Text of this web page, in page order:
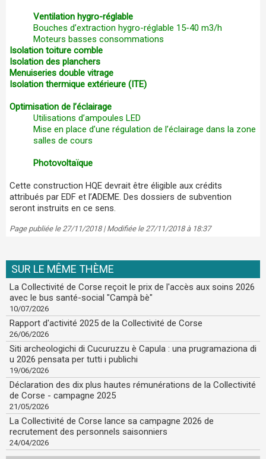
Ventilation hygro-réglable
Bouches d’extraction hygro-réglable 15-40 m3/h
Moteurs basses consommations
Isolation toiture comble
Isolation des planchers
Menuiseries double vitrage
Isolation thermique extérieure (ITE)
Optimisation de l’éclairage
Utilisations d’ampoules LED
Mise en place d’une régulation de l’éclairage dans la zone
salles de cours
Photovoltaïque
Cette construction HQE devrait être éligible aux crédits
attribués par EDF et l’ADEME. Des dossiers de subvention
seront instruits en ce sens.
Page publiée le 27/11/2018 | Modifiée le 27/11/2018 à 18:37
SUR LE MÊME THÈME
La Collectivité de Corse reçoit le prix de l'accès aux soins 2026
avec le bus santé-social "Campà bè"
10/07/2026
Rapport d'activité 2025 de la Collectivité de Corse
26/06/2026
Siti archeologichi di Cucuruzzu è Capula : una prugramaziona di
u 2026 pensata per tutti i publichi
19/06/2026
Déclaration des dix plus hautes rémunérations de la Collectivité
de Corse - campagne 2025
21/05/2026
La Collectivité de Corse lance sa campagne 2026 de
recrutement des personnels saisonniers
24/04/2026